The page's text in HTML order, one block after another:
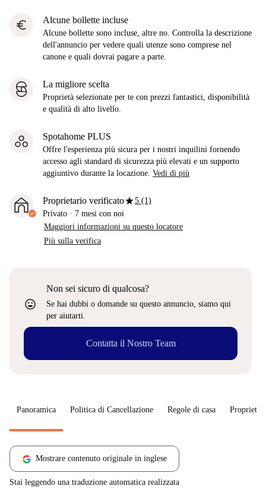
euro Alcune bollette incluse
Alcune bollette sono incluse, altre no. Controlla la descrizione
dell'annuncio per vedere quali utenze sono comprese nel
canone e quali dovrai pagare a parte.
La migliore scelta
Proprietà selezionate per te con prezzi fantastici, disponibilità
e qualità di alto livello.
Spotahome PLUS
Offre l'esperienza più sicura per i nostri inquilini fornendo
accesso agli standard di sicurezza più elevati e un supporto
aggiuntivo durante la locazione. Vedi di più
Proprietario verificatostar5 (1)
Privato · 7 mesi con noi
Maggiori informazioni su questo locatore
Più sulla verifica
sentiment_very_satisfied
Non sei sicuro di qualcosa?
Se hai dubbi o domande su questo annuncio, siamo qui
per aiutarti.
Contatta il Nostro Team
Panoramica Politica di Cancellazione Regole di casa
Mostrare contenuto originale in inglese
Stai leggendo una traduzione automatica realizzata